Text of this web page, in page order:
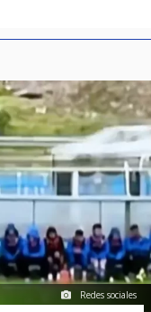
Redes sociales